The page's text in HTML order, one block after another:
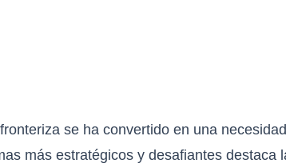
se ha convertido en una
más estratégicos y desafiantes destaca